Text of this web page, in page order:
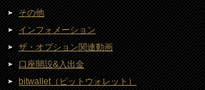
その他
インフォメーション
ザ・オプション関連動画
口座開設&入出金
bitwallet（ビットウォレット）